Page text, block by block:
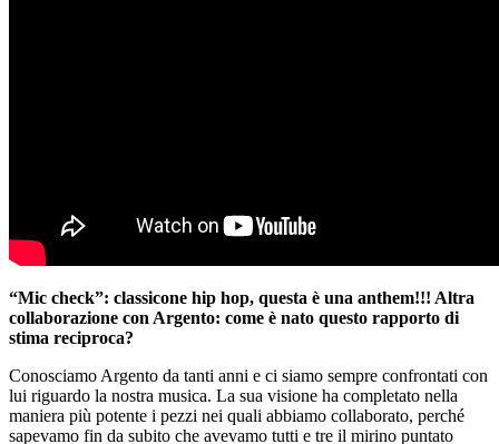
“Mic check”: classicone hip hop, questa è una anthem!!! Altra
collaborazione con Argento: come è nato questo rapporto di
stima reciproca?
Conosciamo Argento da tanti anni e ci siamo sempre confrontati con
lui riguardo la nostra musica. La sua visione ha completato nella
maniera più potente i pezzi nei quali abbiamo collaborato, perché
sapevamo fin da subito che avevamo tutti e tre il mirino puntato